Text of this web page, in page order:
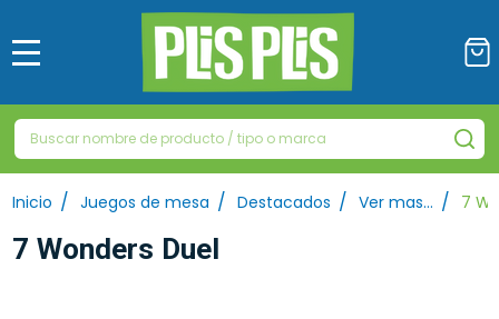
Buscar
Inicio / Juegos de mesa / Destacados / Ver mas… / 7
7 Wonders Duel